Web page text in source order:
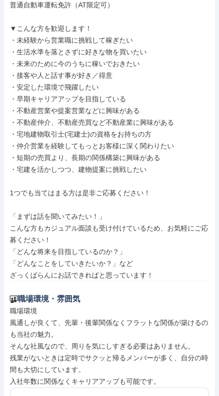
普通自動車運転免許（AT限定可）
▼こんな方を歓迎します！
・未経験から営業職に挑戦して稼ぎたい
・生活水準を落とさずに好きな物を買いたい
・未来のために今のうちに稼いでおきたい
・接客や人と話す事が好き／得意
・安定した環境で飛躍したい
・早期キャリアアップを目指している
・不動産営業や提案営業などに興味がある
・不動産仲介、不動産売買など不動産業に興味がある
・宅地建物取引士(宅建士)の資格をお持ちの方
・仲介営業を経験してもっとお客様に深く関わりたい
・短期の売買より、長期の関係構築に興味がある
・宅建を活かしつつ、建物提案に挑戦したい
1つでも当てはまる方は是非ご応募ください！
「まずは話を聞いてみたい！」
こんな方もカジュアル面談も受け付けているため、お気軽にご応
募ください！
「どんな将来を目指しているのか？」
「どんなことをしていきたいか？」など
ざっくばらんにお話できればと思っています！
職場環境・雰囲気
職場環境
風通しが良くて、先輩・後輩関係なくフラットな関係が築けるの
も当社の魅力。
そんな社風なので、周りを気にしすぎる必要はありません。
残業がないときは定時でサクッと帰るメンバーが多く、自分の時
間も大切にしています。
入社年数に関係なくキャリアアップも可能です。